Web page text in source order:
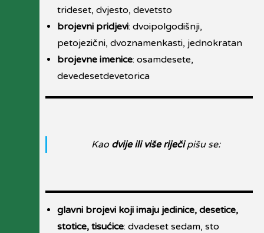
trideset, dvjesto, devetsto
brojevni pridjevi: dvoipolgodišnji,
petojezični, dvoznamenkasti, jednokratan
brojevne imenice: osamdesete,
devedesetdevetorica
Kao dvije ili više riječipišu se:
glavni brojevi koji imaju jedinice, desetice,
stotice, tisućice: dvadeset sedam, sto